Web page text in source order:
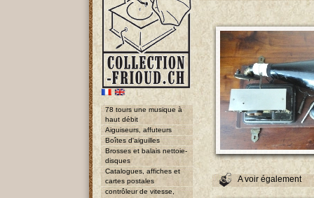
78 tours une musique à
haut débit
Aiguiseurs, affuteurs
Boîtes d'aiguilles
Brosses et balais nettoie-
disques
Catalogues, affiches et
cartes postales
contrôleur de vitesse,
A voir également